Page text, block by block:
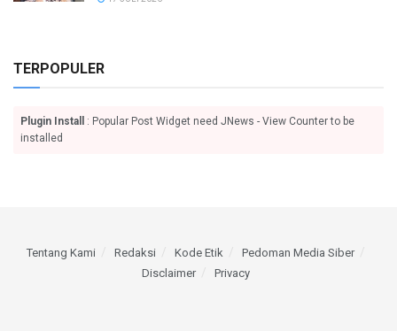
TERPOPULER
Plugin Install
: Popular Post Widget need JNews - View Counter to be
installed
Tentang Kami Redaksi Kode Etik
Pedoman Media Siber
Disclaimer
Privacy